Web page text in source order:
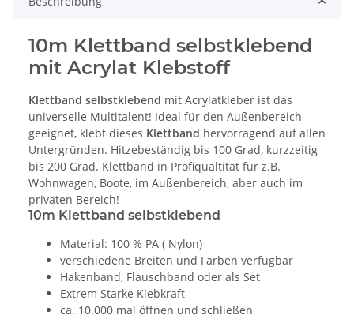
10m Klettband selbstklebend
mit Acrylat Klebstoff
Klettband selbstklebend mit Acrylatkleber ist das
universelle Multitalent! Ideal für den Außenbereich
geeignet, klebt dieses Klettband hervorragend auf allen
Untergründen. Hitzebeständig bis 100 Grad, kurzzeitig
bis 200 Grad. Klettband in Profiqualtität für z.B.
Wohnwagen, Boote, im Außenbereich, aber auch im
privaten Bereich!
10m Klettband selbstklebend
Material: 100 % PA ( Nylon)
verschiedene Breiten und Farben verfügbar
Hakenband, Flauschband oder als Set
Extrem Starke Klebkraft
ca. 10.000 mal öffnen und schließen